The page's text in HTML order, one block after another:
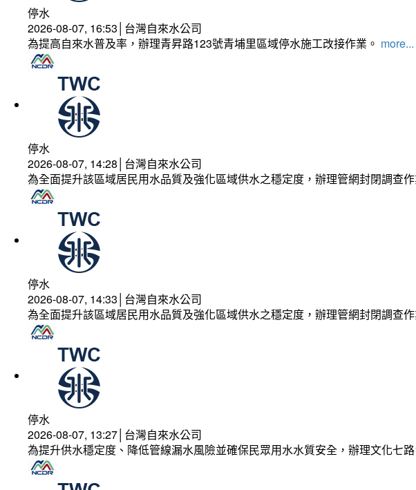
停水
2026-08-07, 16:53│台灣自來水公司
為提高自來水普及率，辦理青昇路123號青埔里區域停水施工改接作業。 more...
停水
2026-08-07, 14:28│台灣自來水公司
為全面提升該區域居民用水品質及強化區域供水之穩定度，辦理管網封閉調查
停水
2026-08-07, 14:33│台灣自來水公司
為全面提升該區域居民用水品質及強化區域供水之穩定度，辦理管網封閉調查
停水
2026-08-07, 13:27│台灣自來水公司
為提升供水穩定度、降低管線漏水風險並確保民眾用水水質安全，辦理文化七